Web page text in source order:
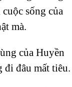
sống của
mà.
của Huyền
đâu mất tiêu.